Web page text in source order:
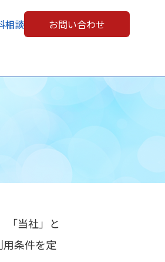
相談 お問い合わせ
「当社」と
条件を定